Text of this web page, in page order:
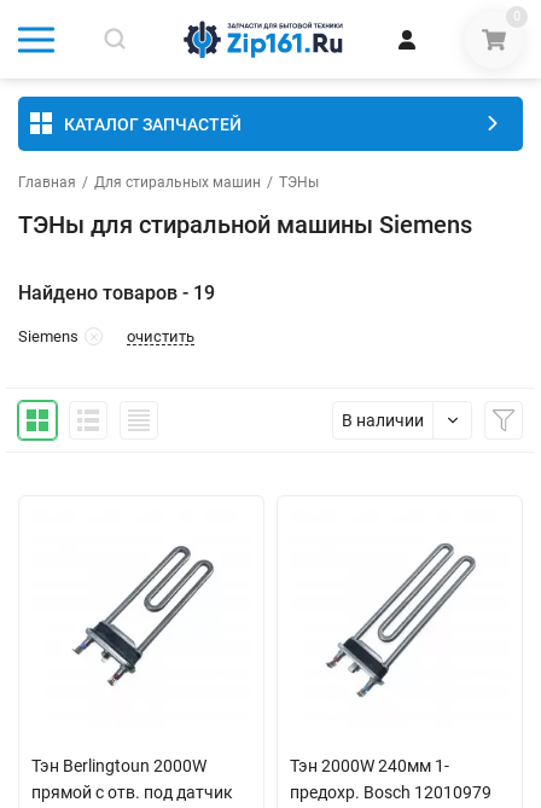
0
КАТАЛОГ ЗАПЧАСТЕЙ
Главная / Для стиральных машин / ТЭНы
ТЭНы для стиральной машины Siemens
Найдено товаров - 19
Siemens очистить
В наличии
Тэн Berlingtoun 2000W
прямой с отв. под датчик
Тэн 2000W 240мм 1-
предохр. Bosch 12010979